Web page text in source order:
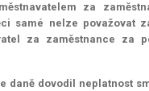
za
samé nelze považovat
za zaměstnance za
daně dovodil neplatnost